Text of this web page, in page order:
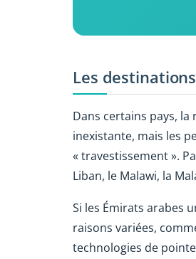
Les
Dans certains pays,
inexistante, mais les
« travestissement ».
Liban, le Malawi, la
Si les Émirats arabes
raisons variées,
technologies de